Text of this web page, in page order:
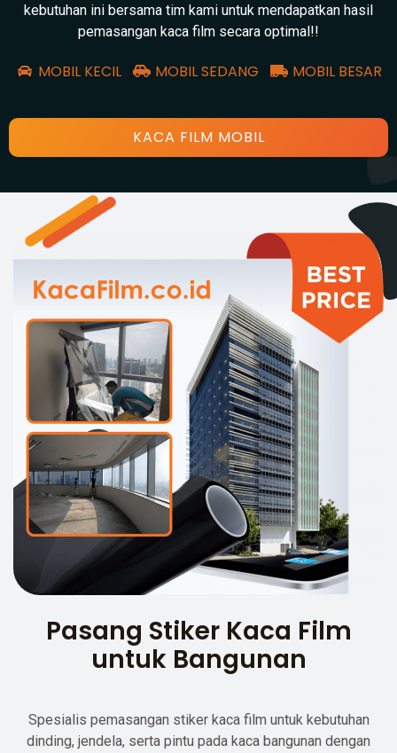
kebutuhan ini bersama tim kami untuk mendapatkan hasil
pemasangan kaca film secara optimal!!
MOBIL KECIL MOBIL SEDANG MOBIL BESAR
KACA FILM MOBIL
Pasang Stiker Kaca Film
untuk Bangunan
Spesialis pemasangan stiker kaca film untuk kebutuhan
dinding, jendela, serta pintu pada kaca bangunan dengan